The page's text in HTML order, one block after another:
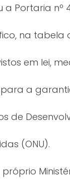
a Portaria nº
na tabela
em lei,
a
de
(ONU).